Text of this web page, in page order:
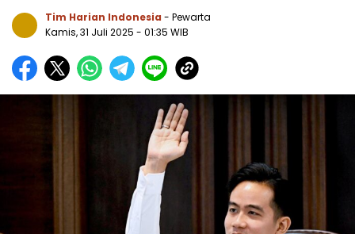
Tim Harian Indonesia - Pewarta
Kamis, 31 Juli 2025 - 01:35 WIB